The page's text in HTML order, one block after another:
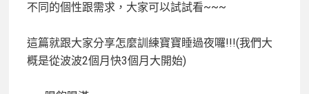
不同的個性跟需求，大家可以試試看~~~
這篇就跟大家分享怎麼訓練寶寶睡過夜囉!!!(我們大
概是從波波2個月快3個月大開始)